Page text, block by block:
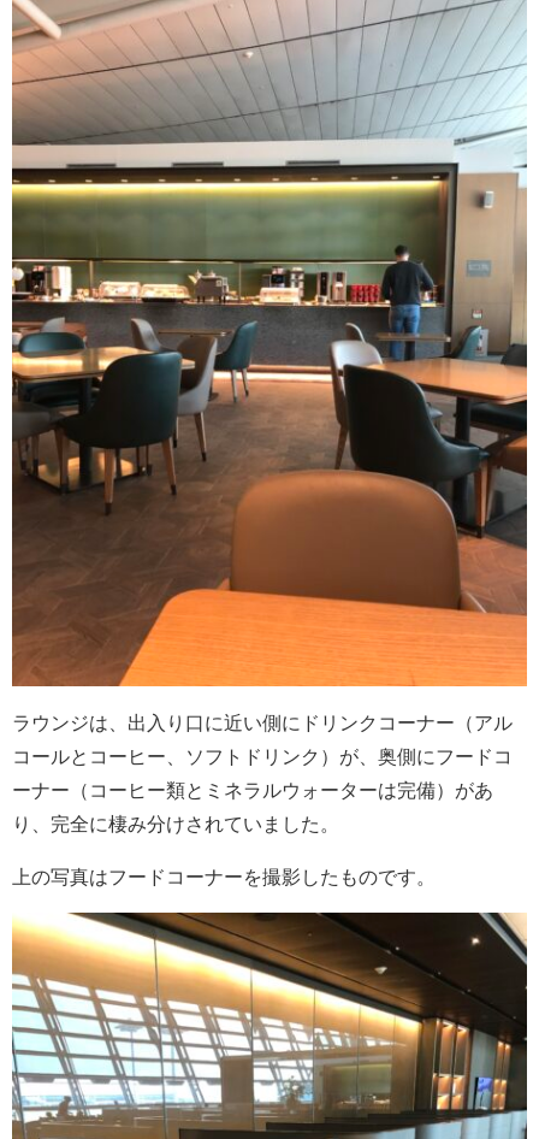
ラウンジは、出入り口に近い側にドリンクコーナー（アル
コールとコーヒー、ソフトドリンク）が、奥側にフードコ
ーナー（コーヒー類とミネラルウォーターは完備）があ
り、完全に棲み分けされていました。
上の写真はフードコーナーを撮影したものです。